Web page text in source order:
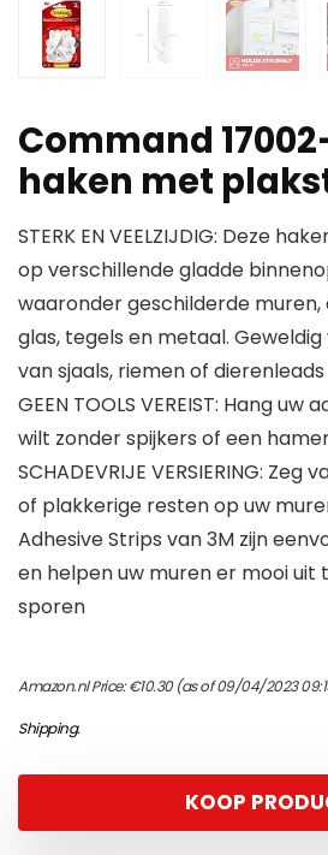
Command
haken met
STERK EN VEELZIJDIG: Deze
op verschillende gladde
waaronder geschilderde
glas, tegels en metaal.
van sjaals, riemen of dierenleads
GEEN TOOLS VEREIST: Hang uw
wilt zonder spijkers of een
SCHADEVRIJE VERSIERING:
of plakkerige resten op uw
Adhesive Strips van 3M zijn
en helpen uw muren er mooi uit
sporen
Amazon.nl Price:€10.30(as of 09/04/2023
Shipping.
KOOP